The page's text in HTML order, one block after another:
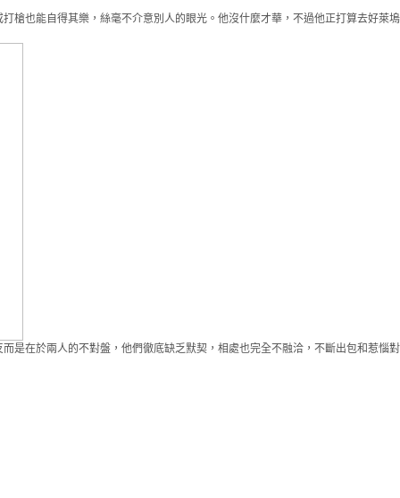
槍也能自得其樂，絲毫不介意別人的眼光。他沒什麼才華，不過他正打算去好萊塢
是在於兩人的不對盤，他們徹底缺乏默契，相處也完全不融洽，不斷出包和惹惱對